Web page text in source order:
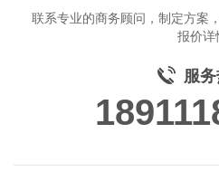
联系专业的商务顾问，制定方案
报价详
服